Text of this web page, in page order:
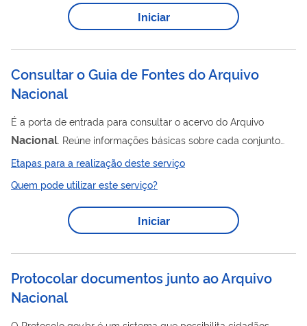
Iniciar
Consultar o Guia de Fontes do Arquivo
Nacional
É a porta de entrada para consultar o acervo do Arquivo
Nacional . Reúne informações básicas sobre cada conjunto
documental mantido pela instituição, incluindo os links para os
instrumentos de pesquisa disponíveis para cada
fundo/coleção. Sua proposta é se constituir em um índice
preliminar de busca para o principal banco de dados sobre o
acervo, o Sistema de Informações do Arquivo
Nacional
Etapas para a realização deste serviço
Quem pode utilizar este serviço?
Iniciar
Protocolar documentos junto ao Arquivo
Nacional